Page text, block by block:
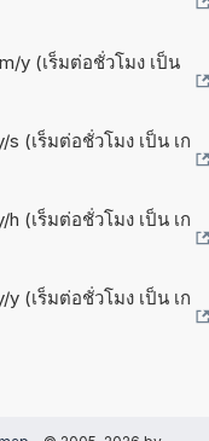
y (เร็มต่อชั่วโมง เป็น
s (เร็มต่อชั่วโมง เป็น เก
(เร็มต่อชั่วโมง เป็น เก
y (เร็มต่อชั่วโมง เป็น เก